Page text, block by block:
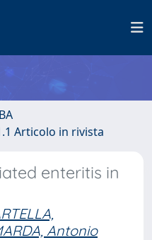
Articolo in rivista
enteritis in
Antonio